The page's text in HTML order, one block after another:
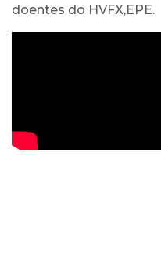
doentes do HVFX,EPE.